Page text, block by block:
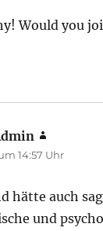
Would you
14:57 Uhr
hätte auch
und